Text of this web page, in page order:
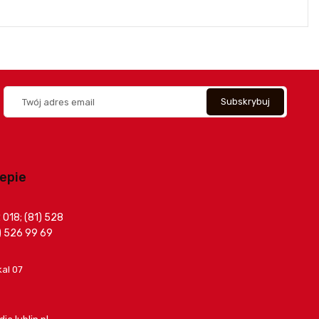
018; (81) 528
526 99 69
07